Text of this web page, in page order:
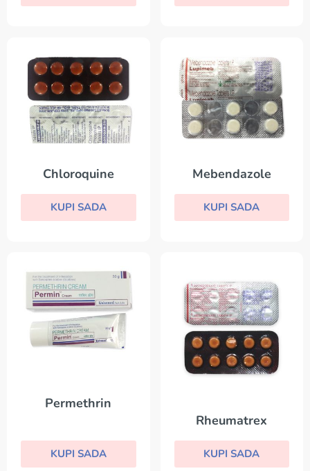
Chloroquine
KUPI SADA
Mebendazole
KUPI SADA
Permethrin
KUPI SADA
Rheumatrex
KUPI SADA